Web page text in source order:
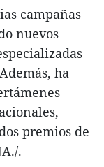
campañas
nuevos
ha
premios de
.